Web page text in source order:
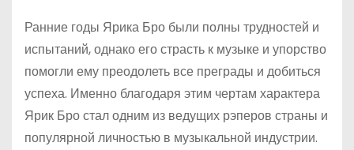
Ранние годы Ярика Бро были полны трудностей и
испытаний, однако его страсть к музыке и упорство
помогли ему преодолеть все преграды и добиться
успеха. Именно благодаря этим чертам характера
Ярик Бро стал одним из ведущих рэперов страны и
популярной личностью в музыкальной индустрии.